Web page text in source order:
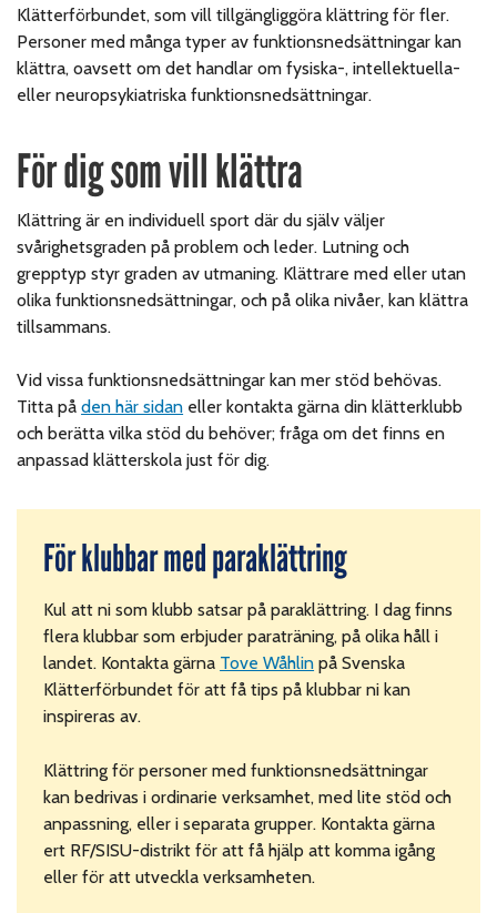
Klätterförbundet, som vill tillgängliggöra klättring för fler.
Personer med många typer av funktionsnedsättningar kan
klättra, oavsett om det handlar om fysiska-, intellektuella-
eller neuropsykiatriska funktionsnedsättningar.
För dig som vill klättra
Klättring är en individuell sport där du själv väljer
svårighetsgraden på problem och leder. Lutning och
grepptyp styr graden av utmaning. Klättrare med eller utan
olika funktionsnedsättningar, och på olika nivåer, kan klättra
tillsammans.
Vid vissa funktionsnedsättningar kan mer stöd behövas.
Titta påden här sidan eller kontakta gärna din klätterklubb
och berätta vilka stöd du behöver; fråga om det finns en
anpassad klätterskola just för dig.
För klubbar med paraklättring
Kul att ni som klubb satsar på paraklättring. I dag finns
flera klubbar som erbjuder paraträning, på olika håll i
landet. Kontakta gärna Tove Wåhlin på Svenska
Klätterförbundet för att få tips på klubbar ni kan
inspireras av.
Klättring för personer med funktionsnedsättningar
kan bedrivas i ordinarie verksamhet, med lite stöd och
anpassning, eller i separata grupper. Kontakta gärna
ert RF/SISU-distrikt för att få hjälp att komma igång
eller för att utveckla verksamheten.